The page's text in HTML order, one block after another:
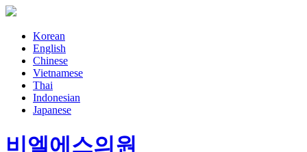
Korean
English
Chinese
Vietnamese
Thai
Indonesian
Japanese
비엘에스의원